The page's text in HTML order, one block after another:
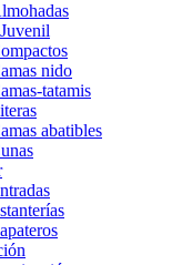
nido
tatamis
abatibles